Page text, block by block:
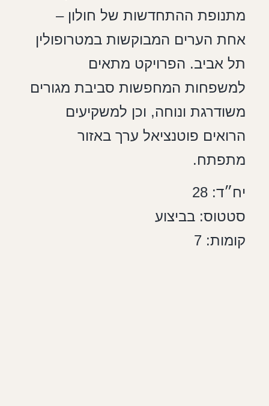
מתנופת ההתחדשות של חולון –
אחת הערים המבוקשות במטרופולין
תל אביב. הפרויקט מתאים
למשפחות המחפשות סביבת מגורים
משודרגת ונוחה, וכן למשקיעים
הרואים פוטנציאל ערך באזור
מתפתח.
יח״ד: 28
סטטוס: בביצוע
קומות: 7